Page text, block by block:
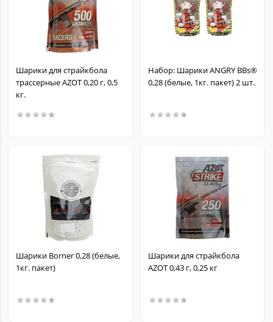
Шарики для страйкбола
трассерные AZOT 0,20 г, 0,5
кг.
Набор: Шарики ANGRY BBs®
0,28 (белые, 1кг. пакет) 2 шт.
Шарики Borner 0,28 (белые,
1кг. пакет)
Шарики для страйкбола
AZOT 0,43 г, 0,25 кг